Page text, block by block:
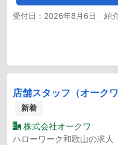
受付日：2026年8月6日 紹
店舗スタッフ（オーク
新着
株式会社オークワ
ハローワーク和歌山の求人